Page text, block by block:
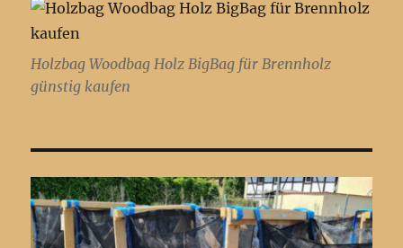
Holzbag Woodbag Holz BigBag für Brennholz
günstig kaufen